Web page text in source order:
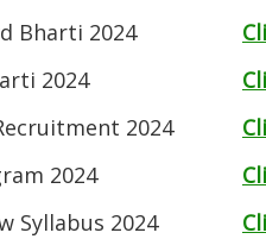
Bharti 2024
2024
2024
2024
Syllabus 2024